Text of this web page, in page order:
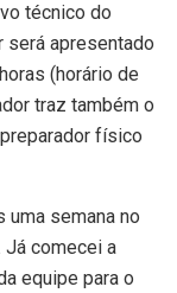
técnico do
será apresentado
(horário de
traz também o
físico
uma semana no
Já comecei a
equipe para o